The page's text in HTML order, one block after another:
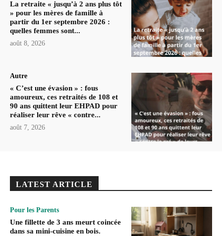
La retraite « jusqu’à 2 ans plus tôt
» pour les mères de famille à
partir du 1er septembre 2026 :
quelles femmes sont...
août 8, 2026
Autre
« C’est une évasion » : fous
amoureux, ces retraités de 108 et
90 ans quittent leur EHPAD pour
réaliser leur rêve « contre...
août 7, 2026
LATEST ARTICLE
Pour les Parents
Une fillette de 3 ans meurt coincée
dans sa mini-cuisine en bois.